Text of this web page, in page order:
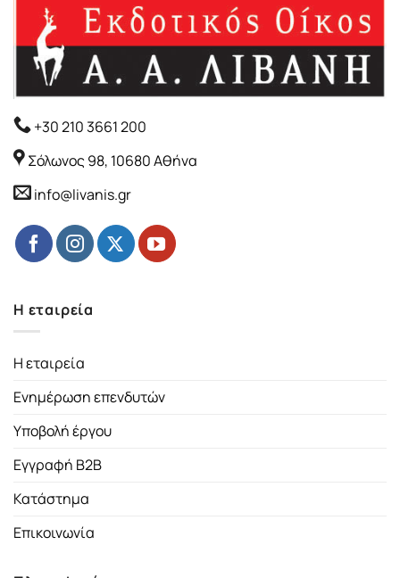
+30 210 3661 200
Σόλωνος 98, 10680 Αθήνα
info@livanis.gr
Η εταιρεία
Η εταιρεία
Ενημέρωση επενδυτών
Υποβολή έργου
Εγγραφή B2B
Κατάστημα
Επικοινωνία